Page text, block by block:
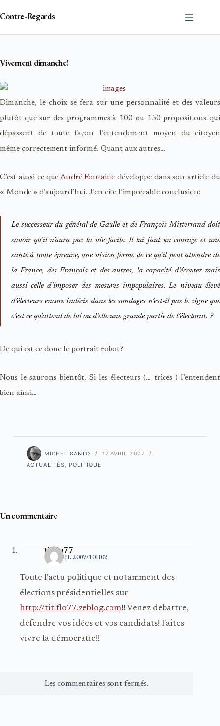
contenu
Contre-Regards
Vivement dimanche!
Dimanche, le choix se fera sur une personnalité et des valeurs
plutôt que sur des programmes à 100 ou 150 propositions qui
dépassent de toute façon l’entendement moyen du citoyen
même correctement informé. Quant aux autres…
C’est aussi ce queAndré Fontaine développe dans son article du
« Monde » d’aujourd’hui. J’en cite l’impeccable conclusion:
Le successeur du général de Gaulle et de François Mitterrand doit
savoir qu’il n’aura pas la vie facile. Il lui faut un courage et une
santé à toute épreuve, une vision ferme de ce qu’il peut attendre de
la France, des Français et des autres, la capacité d’écouter mais
aussi celle d’imposer des mesures impopulaires. Le niveau élevé
d’électeurs encore indécis dans les sondages n’est-il pas le signe que
c’est ce qu’attend de lui ou d’elle une grande partie de l’électorat. ?
De qui est ce donc le portrait robot?
Nous le saurons bientôt. Si les électeurs (… trices ) l’entendent
bien ainsi…
MICHEL SANTO
17 AVRIL 2007
ACTUALITÉS, POLITIQUE
Un commentaire
titiflo77
19 AVRIL 2007/10H02
Toute l’actu politique et notamment des
élections présidentielles sur
http://titiflo77.zeblog.com!! Venez débattre,
défendre vos idées et vos candidats! Faites
vivre la démocratie!!
Les commentaires sont fermés.